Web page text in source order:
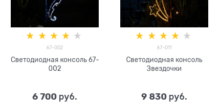
67-002
Светодиодная консоль 67-
002
6 700 руб.
67-011
Светодиодная консоль
Звездочки
9 830 руб.